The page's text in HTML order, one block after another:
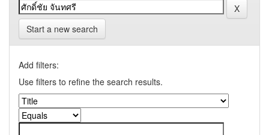
Start a new search
Add filters:
Use filters to refine the search results.